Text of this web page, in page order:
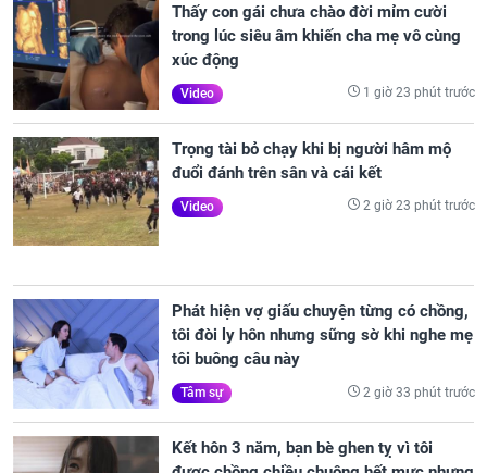
Thấy con gái chưa chào đời mỉm cười
trong lúc siêu âm khiến cha mẹ vô cùng
xúc động
Video 1 giờ 23 phút trước
Trọng tài bỏ chạy khi bị người hâm mộ
đuổi đánh trên sân và cái kết
Video 2 giờ 23 phút trước
Phát hiện vợ giấu chuyện từng có chồng,
tôi đòi ly hôn nhưng sững sờ khi nghe mẹ
tôi buông câu này
Tâm sự 2 giờ 33 phút trước
Kết hôn 3 năm, bạn bè ghen tỵ vì tôi